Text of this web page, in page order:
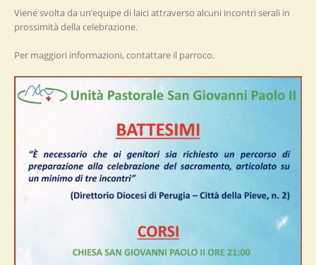
Viene svolta da un’equipe di laici attraverso alcuni incontri serali in
prossimità della celebrazione.
Per maggiori informazioni, contattare il parroco.